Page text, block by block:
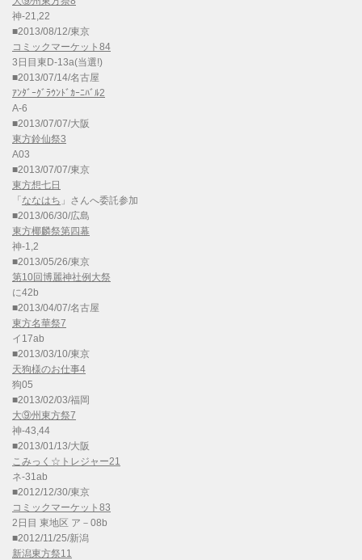
神-21,22
■2013/08/12/東京
コミックマーケット84
3日目東D-13a(当選!)
■2013/07/14/名古屋
ｱﾝﾀﾞｰｸﾞﾗｳﾝﾄﾞｶｰﾆﾊﾞﾙ2
A-6
■2013/07/07/大阪
東方鈴仙祭3
A03
■2013/07/07/東京
東方想七日
「 ななはち 」さんへ委託参加
■2013/06/30/広島
東方椰麟祭第四幕
神-1,2
■2013/05/26/東京
第10回博麗神社例大祭
に42b
■2013/04/07/名古屋
東方名華祭7
イ17ab
■2013/03/10/東京
天狗様のお仕事4
狗05
■2013/02/03/福岡
大⑨州東方祭7
神-43,44
■2013/01/13/大阪
こみっく☆トレジャー21
ネ-31ab
■2012/12/30/東京
コミックマーケット83
2日目 東地区 ア－08b
■2012/11/25/新潟
新潟東方祭11